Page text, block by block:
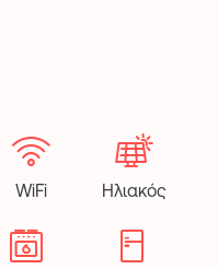
WiFi Ηλιακός